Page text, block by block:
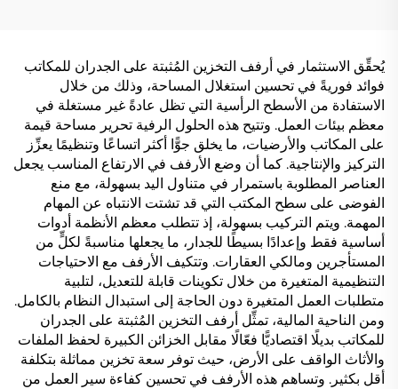
يُحقِّق الاستثمار في أرفف التخزين المُثبتة على الجدران للمكاتب
فوائد فوريةً في تحسين استغلال المساحة، وذلك من خلال
الاستفادة من الأسطح الرأسية التي تظل عادةً غير مستغلة في
معظم بيئات العمل. وتتيح هذه الحلول الرفية تحرير مساحة قيمة
على المكاتب والأرضيات، ما يخلق جوًّا أكثر اتساعًا وتنظيمًا يعزِّز
التركيز والإنتاجية. كما أن وضع الأرفف في الارتفاع المناسب يجعل
العناصر المطلوبة باستمرار في متناول اليد بسهولة، مع منع
الفوضى على سطح المكتب التي قد تشتت الانتباه عن المهام
المهمة. ويتم التركيب بسهولة، إذ تتطلب معظم الأنظمة أدوات
أساسية فقط وإعدادًا بسيطًا للجدار، ما يجعلها مناسبةً لكلٍّ من
المستأجرين ومالكي العقارات. وتتكيف الأرفف مع الاحتياجات
التنظيمية المتغيرة من خلال تكوينات قابلة للتعديل، لتلبية
متطلبات العمل المتغيرة دون الحاجة إلى استبدال النظام بالكامل.
ومن الناحية المالية، تمثِّل أرفف التخزين المُثبتة على الجدران
للمكاتب بديلًا اقتصاديًّا فعّالًا مقابل الخزائن الكبيرة لحفظ الملفات
والأثاث الواقف على الأرض، حيث توفر سعة تخزين مماثلة بتكلفة
أقل بكثير. وتساهم هذه الأرفف في تحسين كفاءة سير العمل من